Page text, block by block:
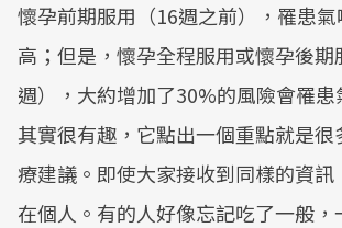
懷孕前期服用（16週之前），罹患
高；但是，懷孕全程服用或懷孕後
週），大約增加了30%的風險會罹
其實很有趣，它點出一個重點就是很
療建議。即使大家接收到同樣的資訊
在個人。有的人好像忘記吃了一般，